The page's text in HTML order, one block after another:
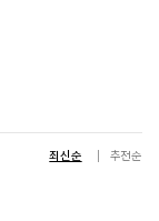
최신순 추천순